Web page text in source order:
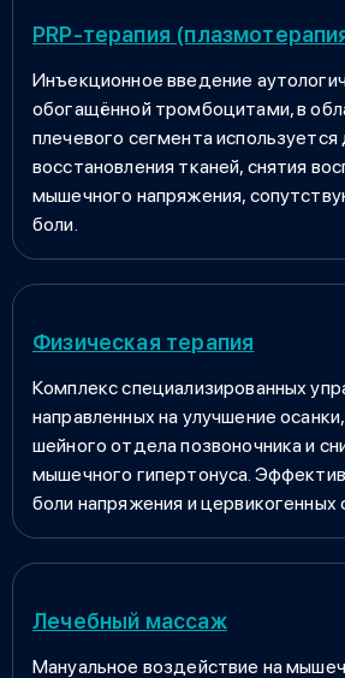
PRP-терапия
Инъекционное введение
обогащённой тромбоцитами, в
плечевого сегмента используется
восстановления тканей, снятия
мышечного напряжения,
боли.
Физическая терапия
Комплекс специализированных
направленных на улучшение
шейного отдела позвоночника и
мышечного гипертонуса.
боли напряжения и цервикогенных
Лечебный массаж
Мануальное воздействие на